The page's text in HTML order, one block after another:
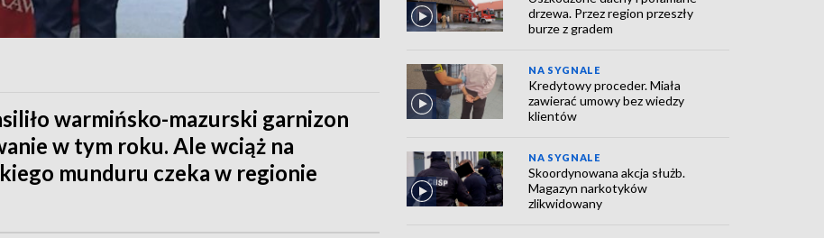
warmińsko-mazurski garnizon
w tym roku. Ale wciąż na
munduru czeka w regionie
drzewa. Przez region przeszły
burze z gradem
NA SYGNALE
Kredytowy proceder. Miała
zawierać umowy bez wiedzy
klientów
NA SYGNALE
Skoordynowana akcja służb.
Magazyn narkotyków
zlikwidowany